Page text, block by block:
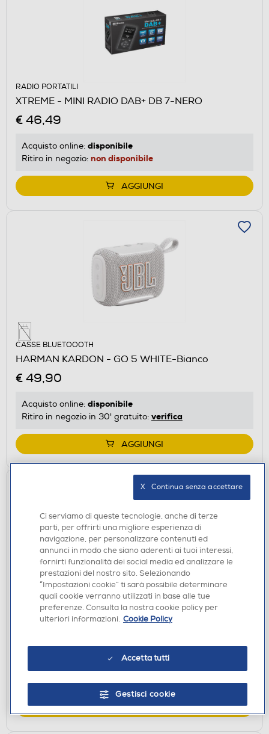
RADIO PORTATILI
XTREME - MINI RADIO DAB+ DB 7-NERO
€ 46,49
Acquisto online: disponibile
Ritiro in negozio: non disponibile
AGGIUNGI
CASSE BLUETOOOTH
HARMAN KARDON - GO 5 WHITE-Bianco
€ 49,90
Acquisto online: disponibile
Ritiro in negozio in 30' gratuito: verifica
AGGIUNGI
CASSE BLUETOOOTH
XTREME - SPEAKER WIRELESS BT DEEP-
NERO/ARANCIONE
€ 59,90consigliato
AGGIUNGI
Ci serviamo di queste tecnologie, anche di terze
parti, per offrirti una migliore esperienza di
navigazione, per personalizzare contenuti ed
annunci in modo che siano aderenti ai tuoi interessi,
fornirti funzionalità dei social media ed analizzare le
prestazioni del nostro sito. Selezionando
“Impostazioni cookie” ti sarà possibile determinare
quali cookie verranno utilizzati in base alle tue
preferenze. Consulta la nostra cookie policy per
ulteriori informazioni. Cookie Policy
Accetta tutti
Gestisci cookie
X   Continua senza accettare